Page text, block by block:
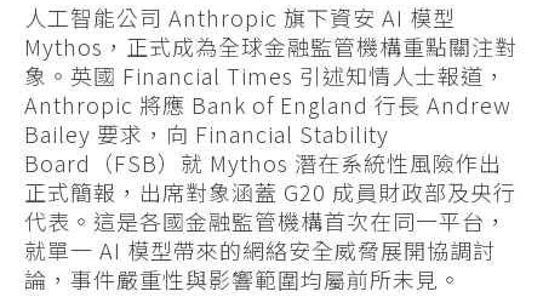
人工智能公司 Anthropic 旗下資安 AI 模型
Mythos，正式成為全球金融監管機構重點關注對
象。英國 Financial Times 引述知情人士報道，
Anthropic 將應 Bank of England 行長 Andrew
Bailey 要求，向 Financial Stability
Board（FSB）就 Mythos 潛在系統性風險作出
正式簡報，出席對象涵蓋 G20 成員財政部及央行
代表。這是各國金融監管機構首次在同一平台，
就單一 AI 模型帶來的網絡安全威脅展開協調討
論，事件嚴重性與影響範圍均屬前所未見。